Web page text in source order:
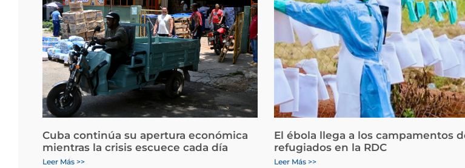
Cuba continúa su apertura económica
mientras la crisis escuece cada día
Leer Más >>
El ébola llega a los campamentos
refugiados en la RDC
Leer Más >>